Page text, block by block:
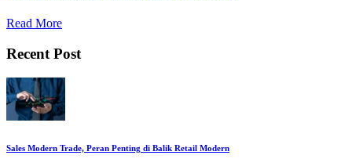
Read More
Recent Post
Sales Modern Trade, Peran Penting di Balik Retail Modern